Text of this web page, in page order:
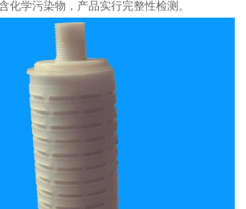
化学污染物，产品实行完整性检测。